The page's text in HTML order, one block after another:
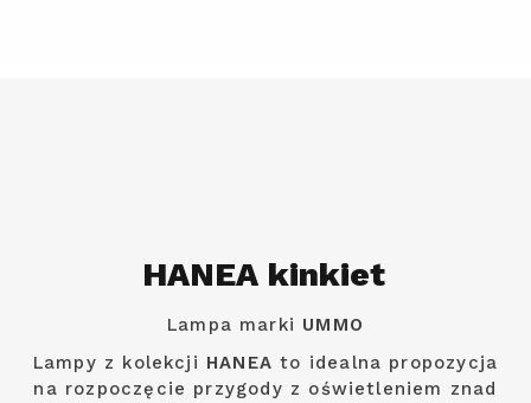
HANEA kinkiet
Lampa marki UMMO
Lampy z kolekcji HANEA to idealna propozycja
na rozpoczęcie przygody z oświetleniem znad